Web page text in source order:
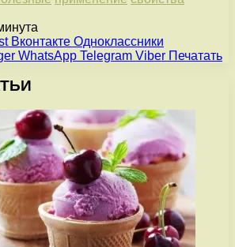
Вконтакте Одноклассники
WhatsApp Telegram Viber Печатать